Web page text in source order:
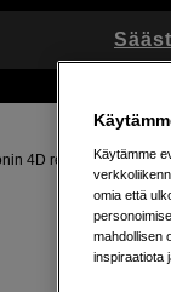
4D remote/Käytämme
omia että
mahdollisen
inspiraatiota